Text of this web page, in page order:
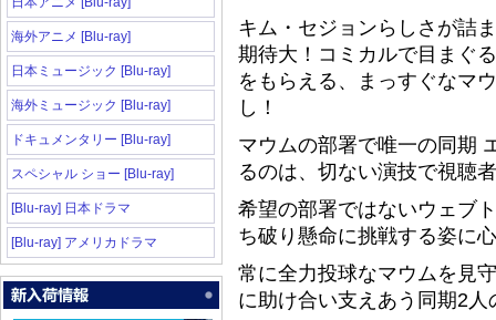
海外アニメ [Blu-ray]
日本ミュージック [Blu-ray]
海外ミュージック [Blu-ray]
ドキュメンタリー [Blu-ray]
スペシャル ショー [Blu-ray]
[Blu-ray] 日本ドラマ
[Blu-ray] アメリカドラマ
キム・セジョンらしさが詰
期待大！コミカルで目まぐ
をもらえる、まっすぐなマ
し！
マウムの部署で唯一の同期
るのは、切ない演技で視聴
希望の部署ではないウェブ
ち破り懸命に挑戦する姿に
常に全力投球なマウムを見
に助け合い支えあう同期2